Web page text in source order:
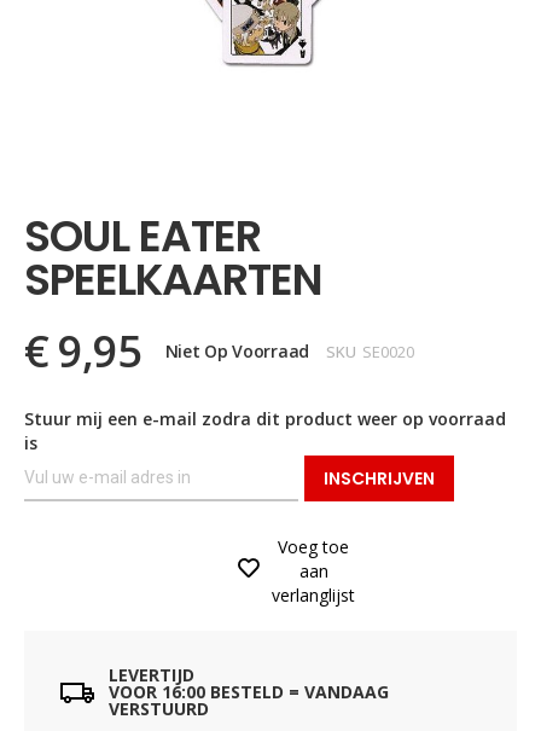
begin
van
de
afbeeldingen-
SOUL EATER
SPEELKAARTEN
€ 9,95 Niet Op Voorraad SKU SE0020
Stuur mij een e-mail zodra dit product weer op voorraad
is
INSCHRIJVEN
Voeg toe
aan
verlanglijst
LEVERTIJD
VOOR 16:00 BESTELD = VANDAAG
VERSTUURD